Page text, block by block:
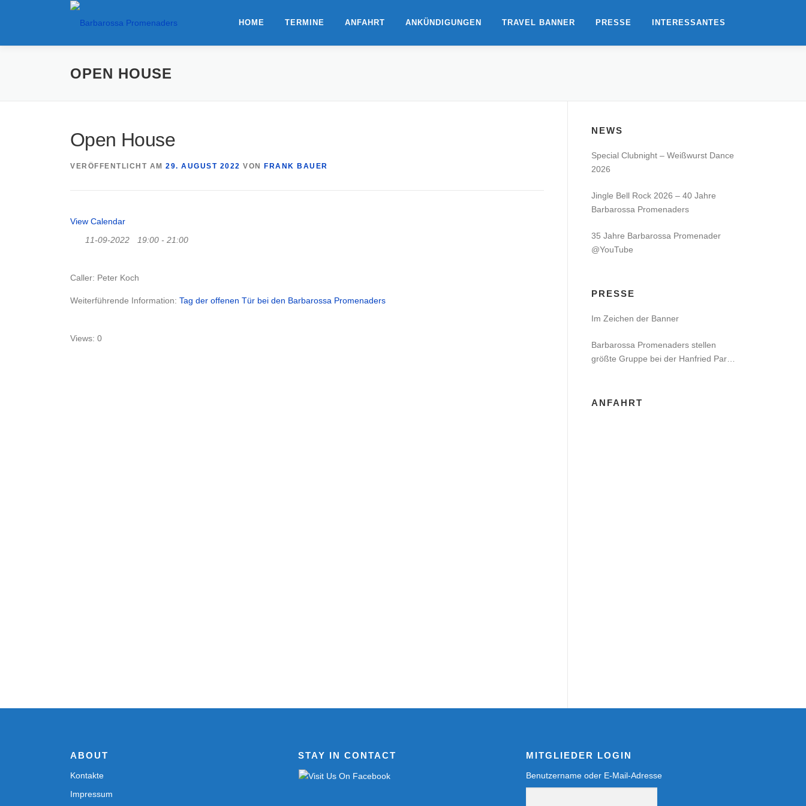
HOME TERMINE ANFAHRT ANKÜNDIGUNGEN TRAVEL BANNER PRESSE INTERESSANTES
OPEN HOUSE
Open House
VERÖFFENTLICHT AM 29. AUGUST 2022 VON FRANK BAUER
View Calendar
11-09-2022
19:00 - 21:00
Caller: Peter Koch
Weiterführende Information: Tag der offenen Tür bei den Barbarossa Promenaders
Views: 0
NEWS
Special Clubnight – Weißwurst Dance
2026
Jingle Bell Rock 2026 – 40 Jahre
Barbarossa Promenaders
35 Jahre Barbarossa Promenader
@YouTube
PRESSE
Im Zeichen der Banner
Barbarossa Promenaders stellen
größte Gruppe bei der Hanfried Party
ANFAHRT
ABOUT
Kontakte
Impressum
STAY IN CONTACT MITGLIEDER LOGIN
Benutzername oder E-Mail-Adresse